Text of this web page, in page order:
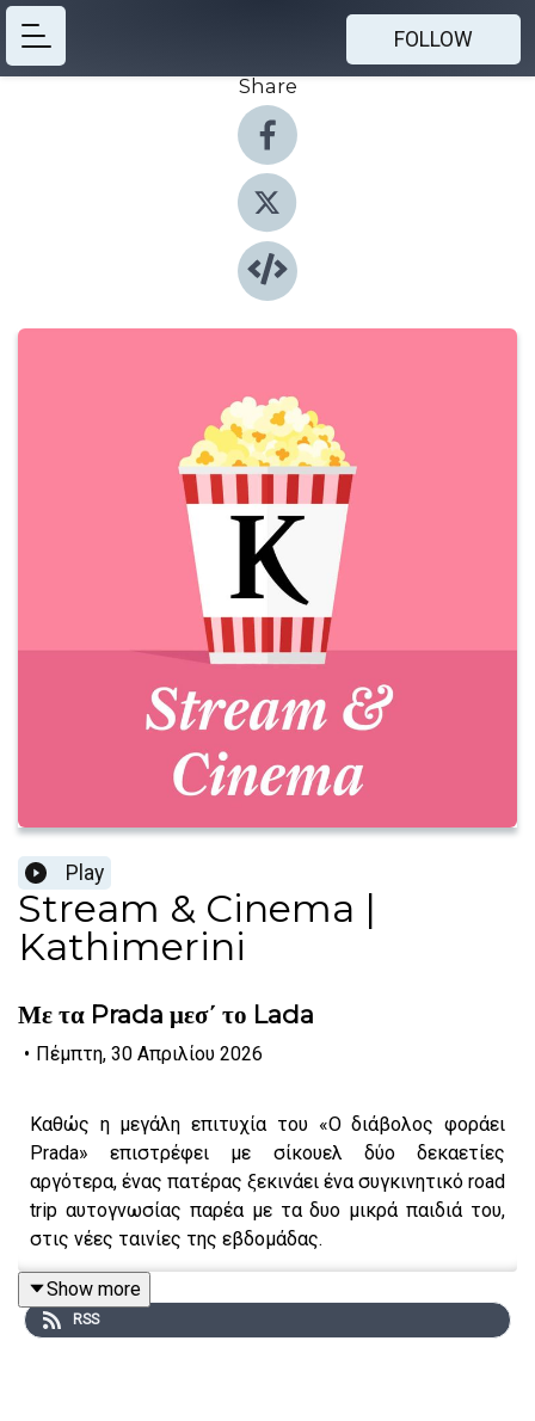
FOLLOW
Share
Play
Stream & Cinema |
Kathimerini
Με τα Prada μεσ΄ το Lada
• Πέμπτη, 30 Απριλίου 2026
Καθώς η μεγάλη επιτυχία του «Ο διάβολος φοράει
Prada» επιστρέφει με σίκουελ δύο δεκαετίες
αργότερα, ένας πατέρας ξεκινάει ένα συγκινητικό road
trip αυτογνωσίας παρέα με τα δυο μικρά παιδιά του,
στις νέες ταινίες της εβδομάδας.
Δημοσιογραφική επιμέλεια - Παρουσίαση: Αιμίλιος
Show more
RSS